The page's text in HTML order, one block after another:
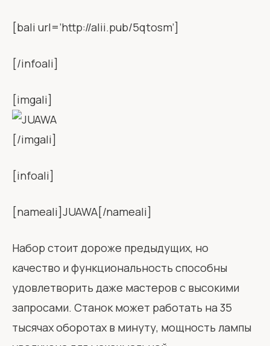
[bali url=’http://alii.pub/5qtosm’]
[/infoali]
[imgali]
[/imgali]
[infoali]
[nameali]JUAWA[/nameali]
Набор стоит дороже предыдущих, но
качество и функциональность способны
удовлетворить даже мастеров с высокими
запросами. Станок может работать на 35
тысячах оборотах в минуту, мощность лампы